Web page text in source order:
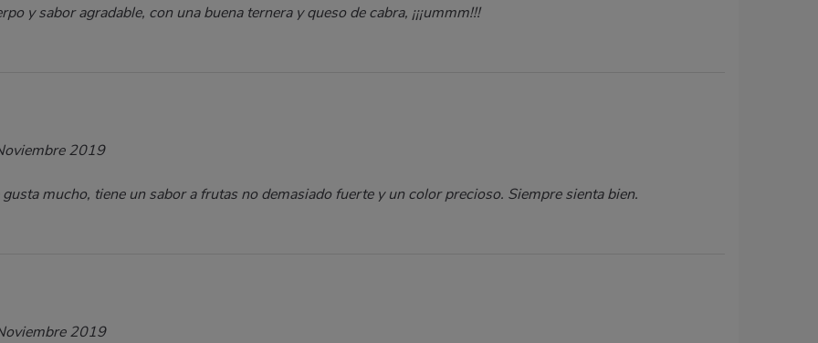
y sabor agradable, con una buena ternera y queso de cabra, ¡¡¡ummm!!!
2019
mucho, tiene un sabor a frutas no demasiado fuerte y un color precioso. Siempre sienta bien.
2019